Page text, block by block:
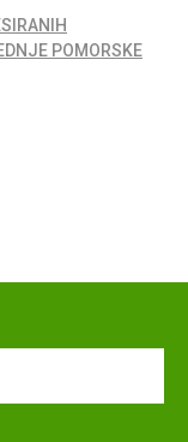
POMORSKE